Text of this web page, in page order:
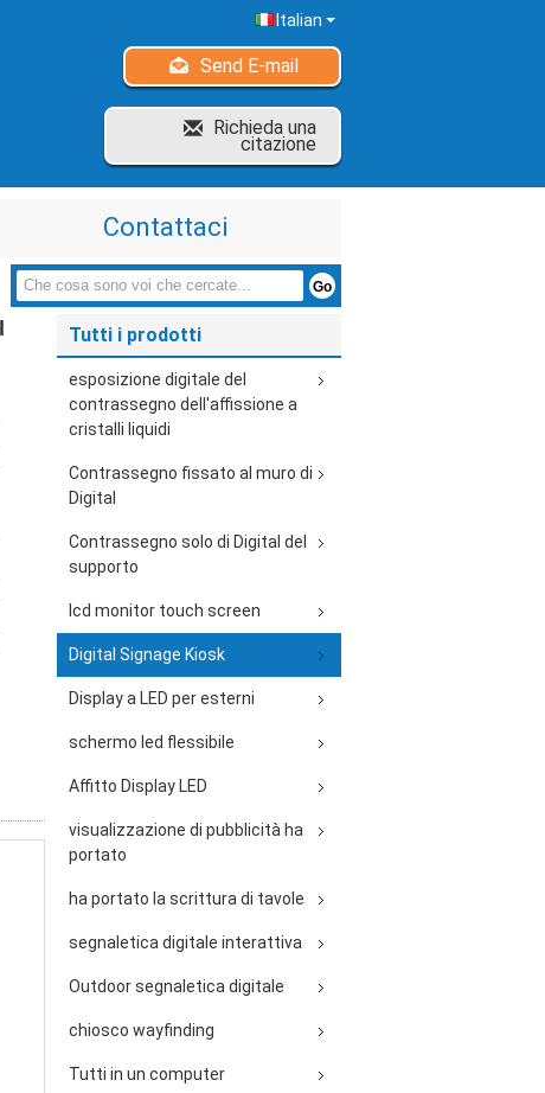
Italian
Send E-mail
Richieda una
citazione
Contattaci
Tutti i prodotti
esposizione digitale del
contrassegno dell'affissione a
cristalli liquidi
Contrassegno fissato al muro di
Digital
Contrassegno solo di Digital del
supporto
lcd monitor touch screen
Digital Signage Kiosk
Display a LED per esterni
schermo led flessibile
Affitto Display LED
visualizzazione di pubblicità ha
portato
ha portato la scrittura di tavole
segnaletica digitale interattiva
Outdoor segnaletica digitale
chiosco wayfinding
Tutti in un computer